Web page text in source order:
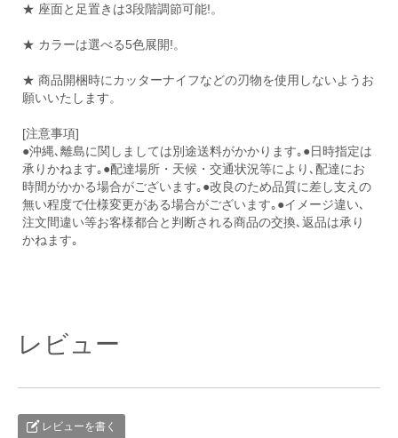
★ 座面と足置きは3段階調節可能!。
★ カラーは選べる5色展開!。
★ 商品開梱時にカッターナイフなどの刃物を使用しないようお
願いいたします。
[注意事項]
●沖縄､離島に関しましては別途送料がかかります｡●日時指定は
承りかねます｡●配達場所・天候・交通状況等により､配達にお
時間がかかる場合がございます｡●改良のため品質に差し支えの
無い程度で仕様変更がある場合がございます｡●イメージ違い､
注文間違い等お客様都合と判断される商品の交換､返品は承り
かねます｡
レビュー
レビューを書く